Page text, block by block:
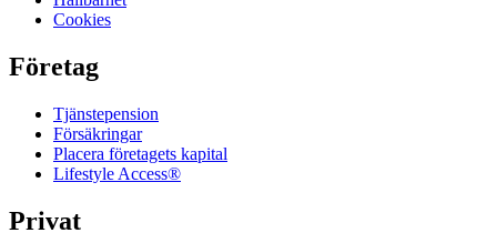
Cookies
Företag
Tjänste­pension
Försäkringar
Placera företagets kapital
Lifestyle Access®
Privat